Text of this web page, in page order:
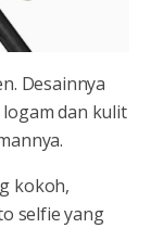
Desainnya
dan kulit
kokoh,
selfie yang